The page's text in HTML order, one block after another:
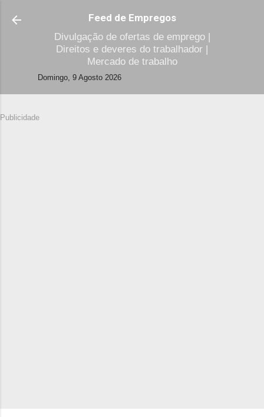
Avançar para o conteúdo principal
Feed de Empregos
Divulgação de ofertas de emprego |
Direitos e deveres do trabalhador |
Mercado de trabalho
Domingo, 9 Agosto 2026
Publicidade